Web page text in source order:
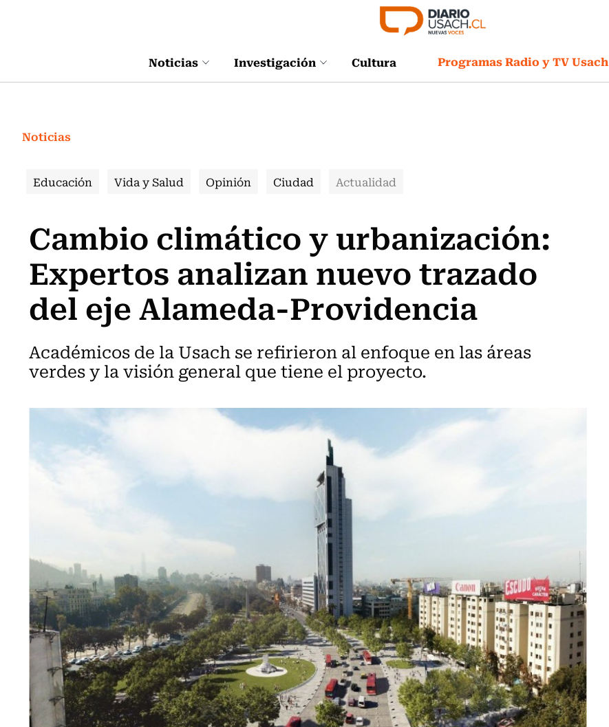
Noticias Investigación Cultura Programas Radio y TV Usach
Noticias
Educación Vida y Salud Opinión Ciudad Actualidad
Cambio climático y urbanización:
Expertos analizan nuevo trazado
del eje Alameda-Providencia
Académicos de la Usach se refirieron al enfoque en las áreas
verdes y la visión general que tiene el proyecto.